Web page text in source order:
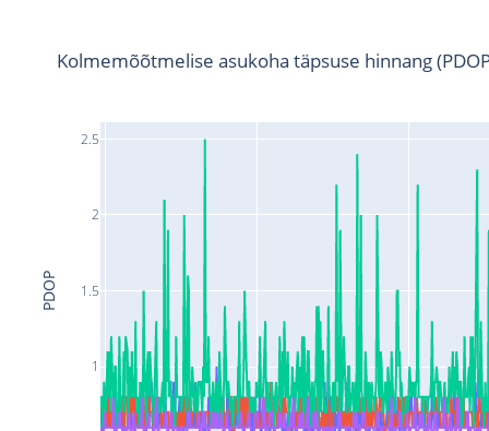
1
1.5
2
2.5
Kolmemõõtmelise asukoha täpsuse hinnang
PDOP